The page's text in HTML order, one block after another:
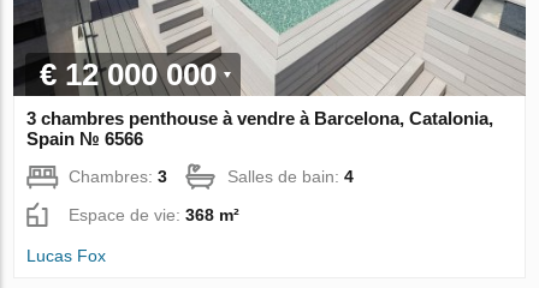
€ 12 000 000
3 chambres penthouse à vendre à Barcelona, Catalonia,
Spain № 6566
Chambres:3 Salles de bain:4
Espace de vie:368 m²
Lucas Fox